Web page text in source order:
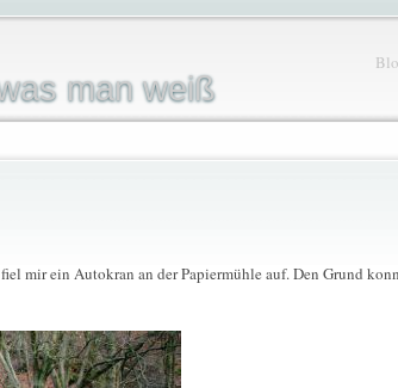
man weiß
mir ein Autokran an der Papiermühle auf. Den Grund